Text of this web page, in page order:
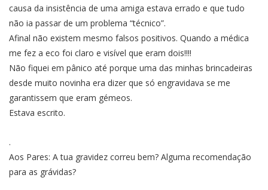
causa da insistência de uma amiga estava errado e que tudo
não ia passar de um problema “técnico”.
Afinal não existem mesmo falsos positivos. Quando a médica
me fez a eco foi claro e visível que eram dois!!!!
Não fiquei em pânico até porque uma das minhas brincadeiras
desde muito novinha era dizer que só engravidava se me
garantissem que eram gémeos.
Estava escrito.
.
Aos Pares: A tua gravidez correu bem? Alguma recomendação
para as grávidas?